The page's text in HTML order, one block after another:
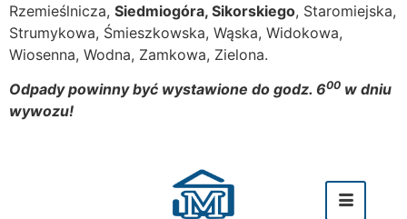
Rzemieślnicza, Siedmiogóra, Sikorskiego, Staromiejska,
Strumykowa, Śmieszkowska, Wąska, Widokowa,
Wiosenna, Wodna, Zamkowa, Zielona.
Odpady powinny być wystawione do godz. 600 w dniu
wywozu!